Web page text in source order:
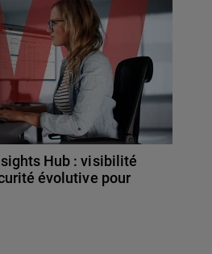
Hub : visibilité
évolutive pour